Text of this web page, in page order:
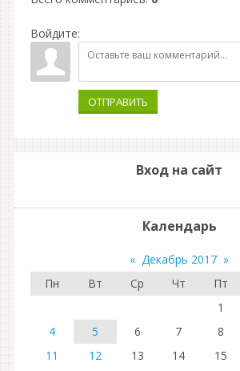
Войдите:
ОТПРАВИТЬ
Вход на сайт
Календарь
« Декабрь 2017 »
Пн
Вт Ср Чт Пт
1
4
5 6 7 8
11
12 13 14 15